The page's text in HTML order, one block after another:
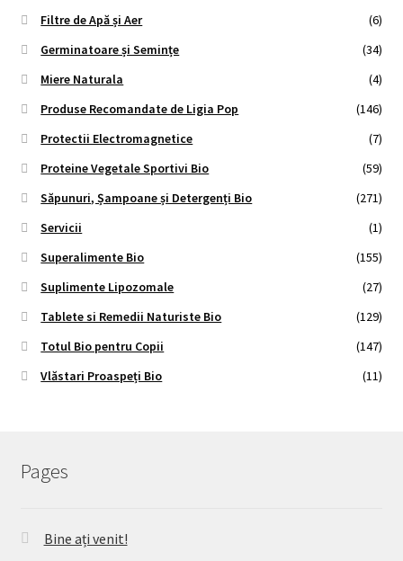
Filtre de Apă și Aer
(6)
Germinatoare și Semințe
(34)
Miere Naturala
(4)
Produse Recomandate de Ligia Pop
(146)
Protectii Electromagnetice
(7)
Proteine Vegetale Sportivi Bio
(59)
Săpunuri, Șampoane și Detergenți Bio
(271)
Servicii
(1)
Superalimente Bio
(155)
Suplimente Lipozomale
(27)
Tablete si Remedii Naturiste Bio
(129)
Totul Bio pentru Copii
(147)
Vlăstari Proaspeți Bio
(11)
Pages
Bine ați venit!